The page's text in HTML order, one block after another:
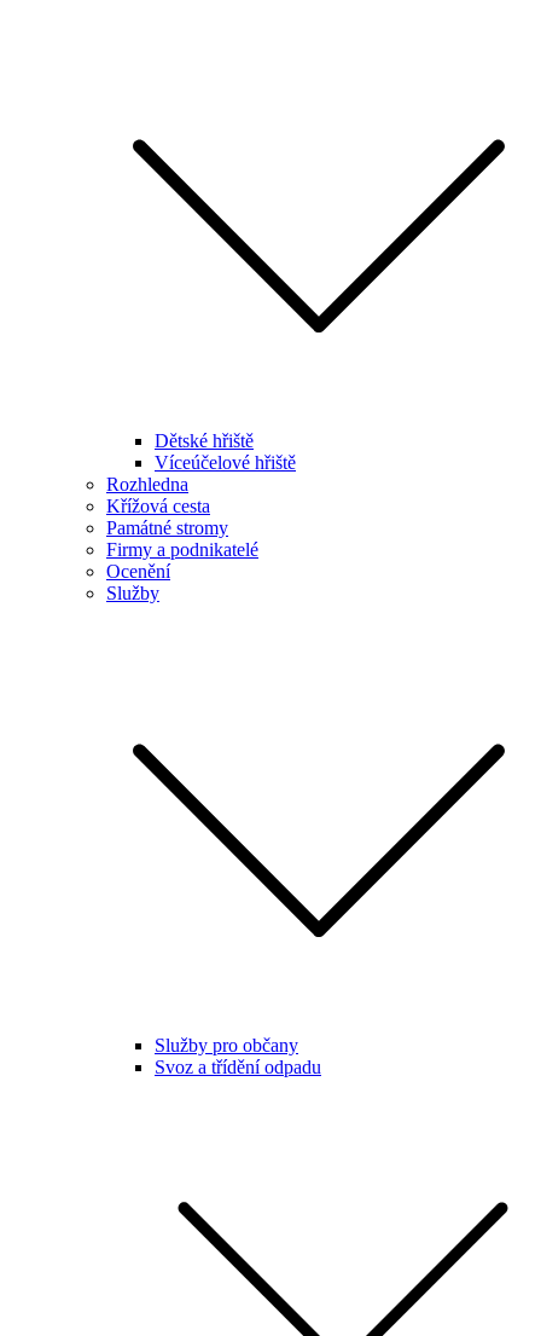
Dětské hřiště
Víceúčelové hřiště
Rozhledna
Křížová cesta
Památné stromy
Firmy a podnikatelé
Ocenění
Služby
Služby pro občany
Svoz a třídění odpadu